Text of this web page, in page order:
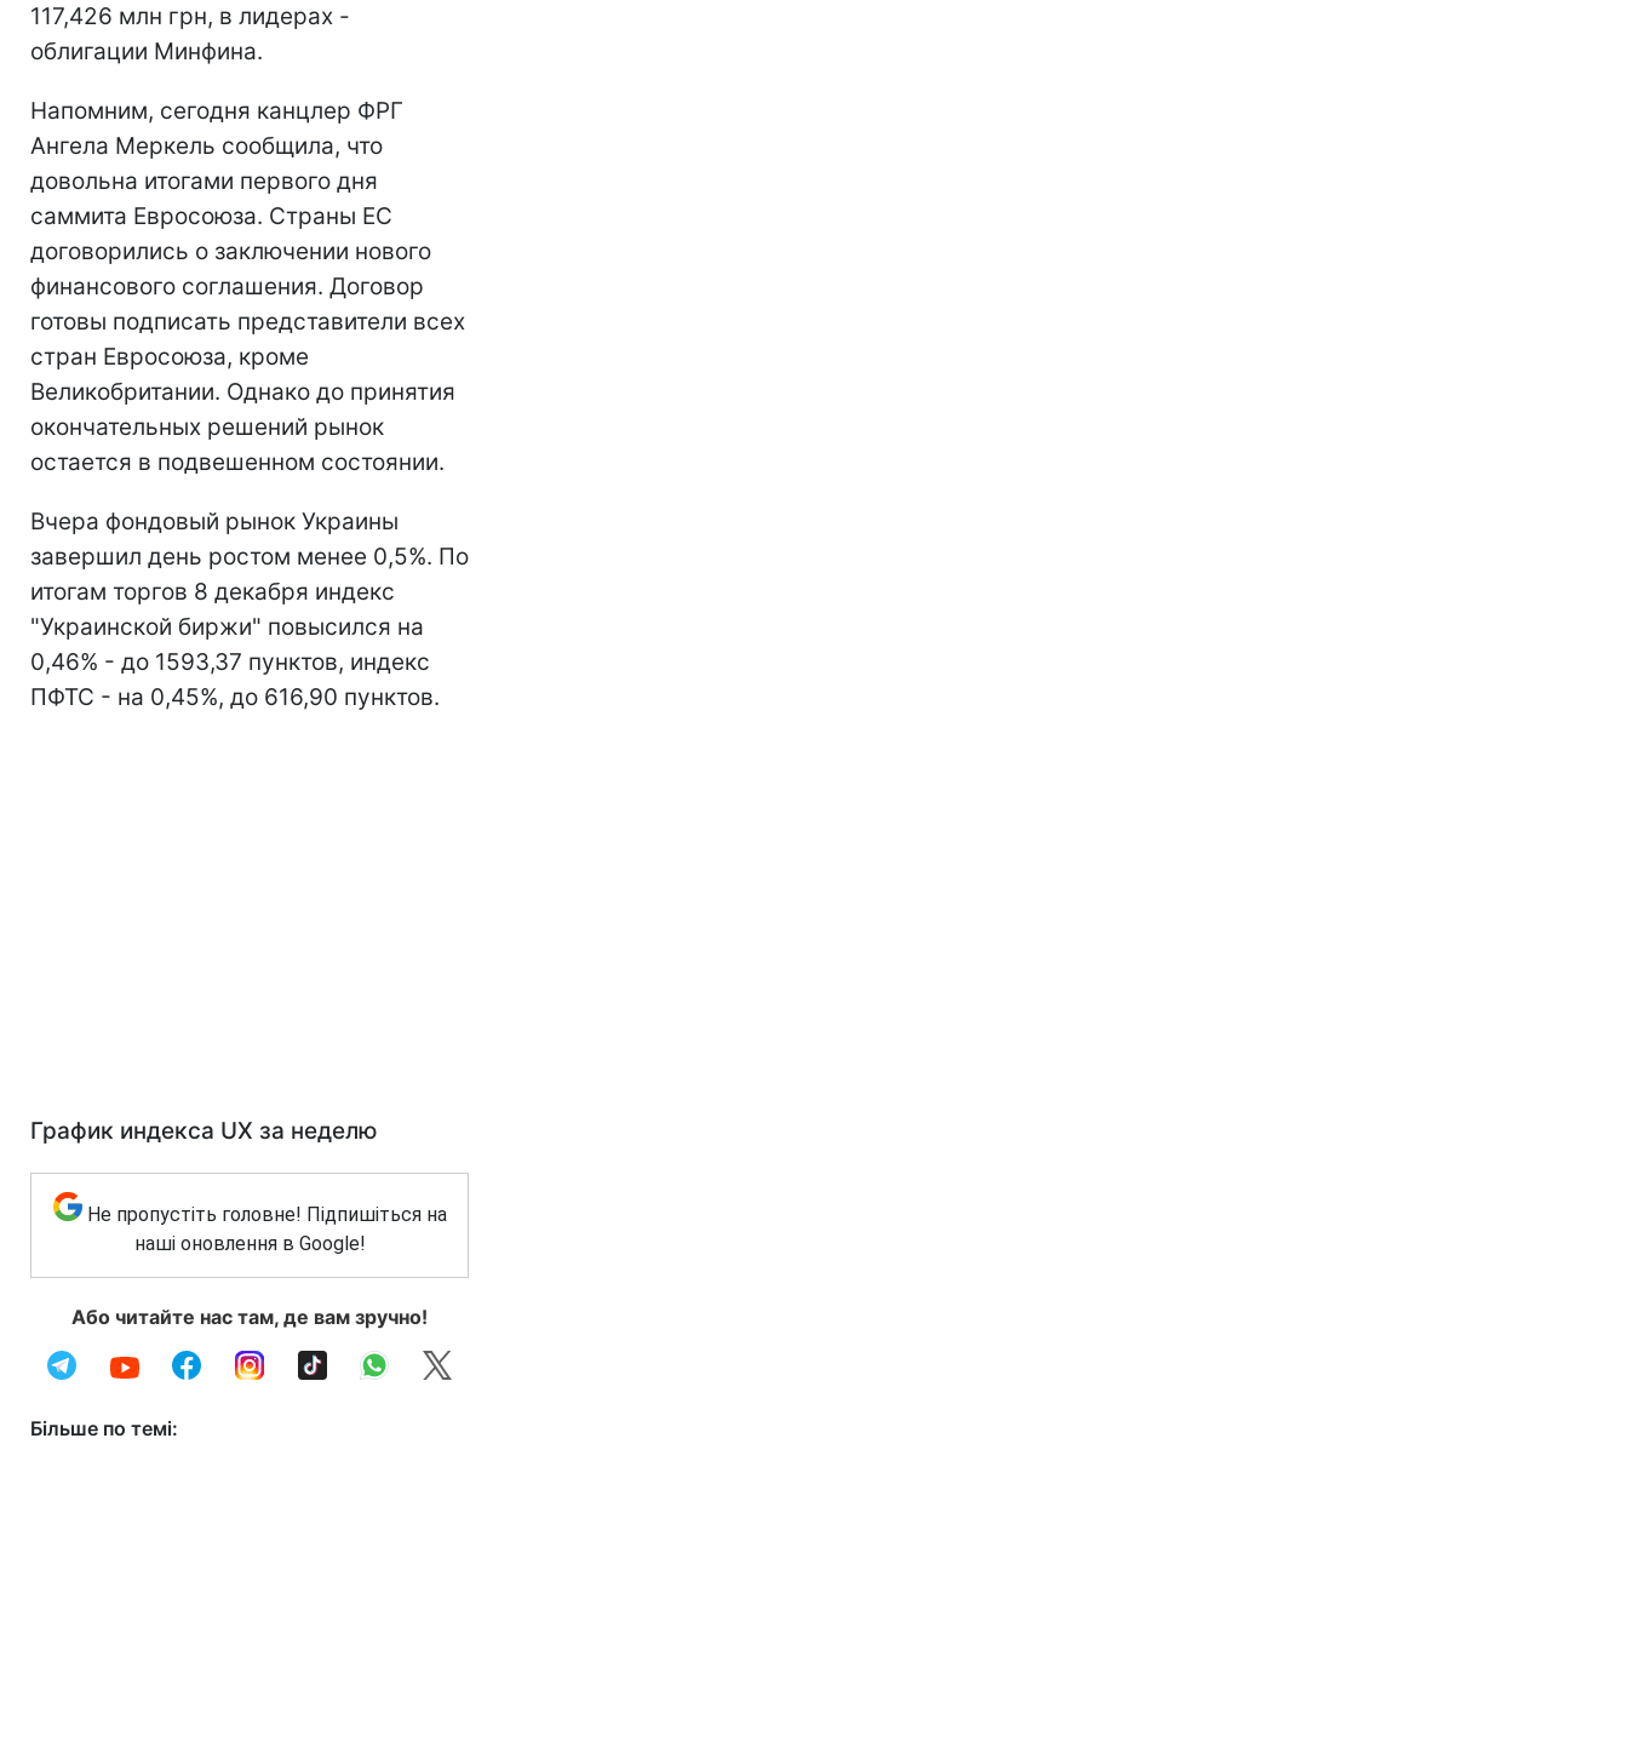
117,426 млн грн, в лидерах -
облигации Минфина.
Напомним, сегодня канцлер ФРГ
Ангела Меркель сообщила, что
довольна итогами первого дня
саммита Евросоюза. Страны ЕС
договорились о заключении нового
финансового соглашения. Договор
готовы подписать представители всех
стран Евросоюза, кроме
Великобритании. Однако до принятия
окончательных решений рынок
остается в подвешенном состоянии.
Вчера фондовый рынок Украины
завершил день ростом менее 0,5%. По
итогам торгов 8 декабря индекс
"Украинской биржи" повысился на
0,46% - до 1593,37 пунктов, индекс
ПФТС - на 0,45%, до 616,90 пунктов.
График индекса UX за неделю
Не пропустіть головне! Підпишіться на
наші оновлення в Google!
Або читайте нас там, де вам зручно!
Більше по темі: